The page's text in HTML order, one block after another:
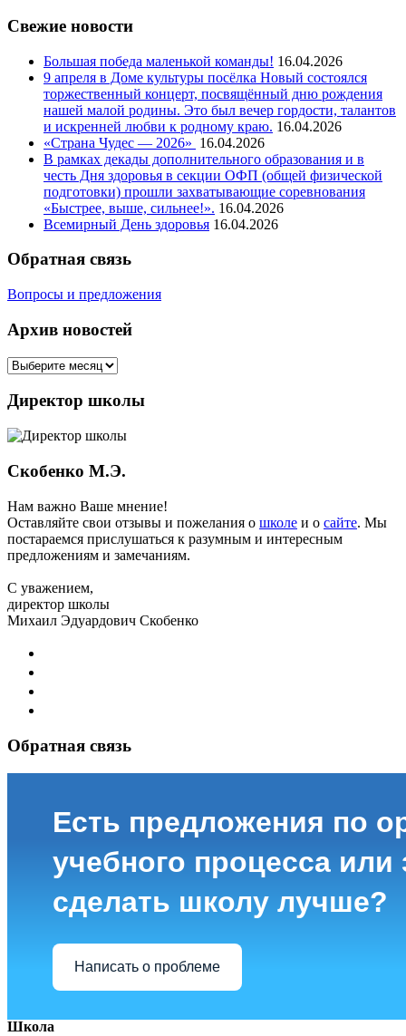
Свежие новости
Большая победа маленькой команды! 16.04.2026
9 апреля в Доме культуры посёлка Новый состоялся
торжественный концерт, посвящённый дню рождения
нашей малой родины. Это был вечер гордости, талантов
и искренней любви к родному краю. 16.04.2026
«Страна Чудес — 2026» 16.04.2026
В рамках декады дополнительного образования и в
честь Дня здоровья в секции ОФП (общей физической
подготовки) прошли захватывающие соревнования
«Быстрее, выше, сильнее!». 16.04.2026
Всемирный День здоровья 16.04.2026
Обратная связь
Вопросы и предложения
Архив новостей
Директор школы
Скобенко М.Э.
Нам важно Ваше мнение!
Оставляйте свои отзывы и пожелания о школе и о сайте. Мы
постараемся прислушаться к разумным и интересным
предложениям и замечаниям.
С уважением,
директор школы
Михаил Эдуардович Скобенко
Обратная связь
Есть предложения по
учебного процесса или
сделать школу лучше?
Написать о проблеме
Школа